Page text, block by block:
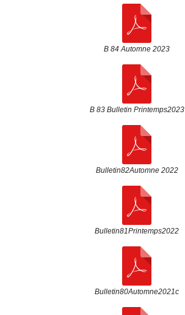
B 84 Automne 2023
B 83 Bulletin Printemps2023
Bulletin82Automne 2022
Bulletin81Printemps2022
Bulletin80Automne2021c